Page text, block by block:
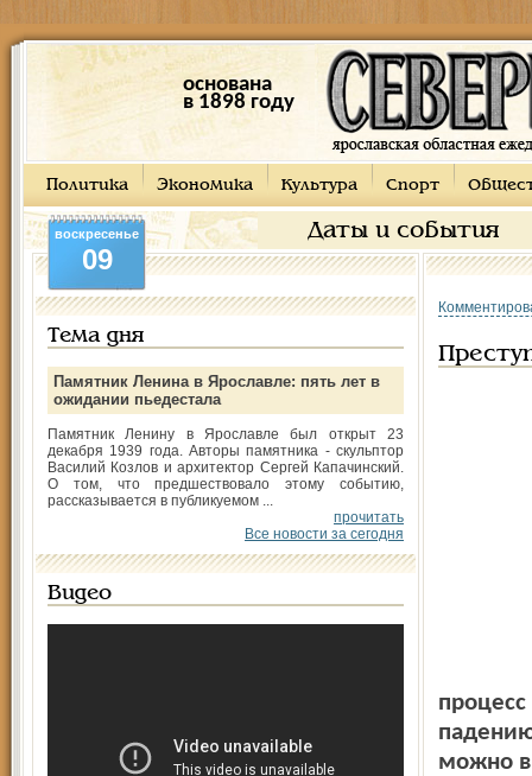
основана
в 1898 году
Политика Экономика Культура Спорт
Даты и события
воскресенье
09
Тема дня
Памятник Ленина в Ярославле: пять лет в
ожидании пьедестала
Памятник Ленину в Ярославле был открыт 23
декабря 1939 года. Авторы памятника - скульптор
Василий Козлов и архитектор Сергей Капачинский.
О том, что предшествовало этому событию,
рассказывается в публикуемом ...
прочитать
Все новости за сегодня
Видео
можно